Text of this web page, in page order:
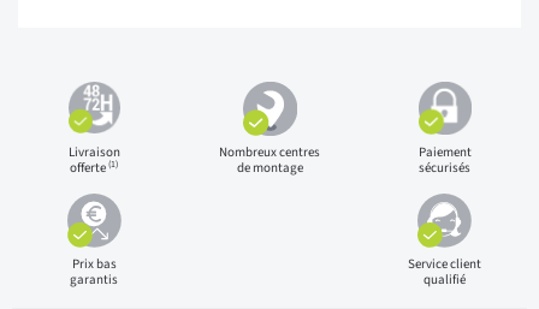
Livraison
offerte(1)
Nombreux centres
de montage
Paiement
sécurisés
Prix bas
garantis
Service client
qualifié